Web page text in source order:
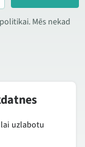
Mēs nekad
jauniem
produktu
uzlabotu